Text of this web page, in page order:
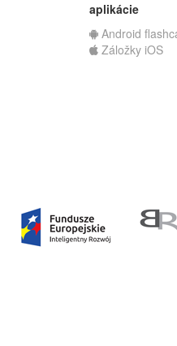
aplikácie
Android
Záložky iOS